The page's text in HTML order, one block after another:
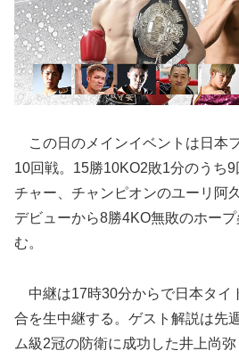
この日のメインイベントは日本
10回戦。15勝10KO2敗1分のうち
チャー、チャンピオンのユーリ阿
デビューから8勝4KO無敗のホー
む。
中継は17時30分からで日本タイ
合を生中継する。ゲスト解説は先
ム級2冠の防衛に成功した井上尚